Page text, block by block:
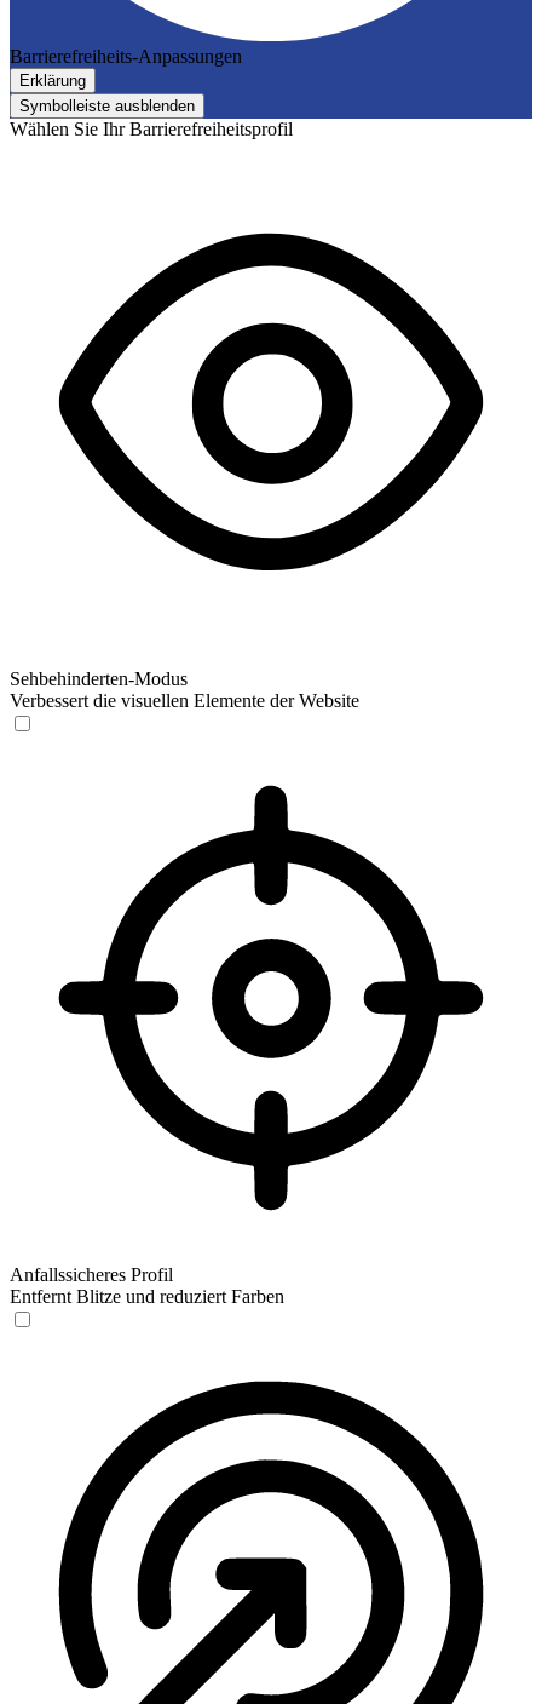
Barrierefreiheits-Anpassungen
Erklärung
Symbolleiste ausblenden
Wählen Sie Ihr Barrierefreiheitsprofil
Sehbehinderten-Modus
Verbessert die visuellen Elemente der Website
Anfallssicheres Profil
Entfernt Blitze und reduziert Farben